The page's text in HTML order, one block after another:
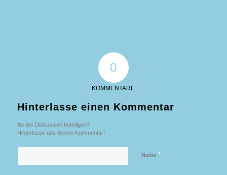
0
KOMMENTARE
Hinterlasse einen Kommentar
An der Diskussion beteiligen?
Hinterlasse uns deinen Kommentar!
Name *